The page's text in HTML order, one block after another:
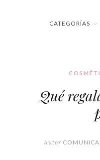
CATEGORÍAS
Qué
Autor